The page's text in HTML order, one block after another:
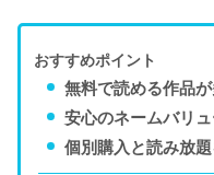
おすすめポイント
無料で読める作品
安心のネームバリ
個別購入と読み放